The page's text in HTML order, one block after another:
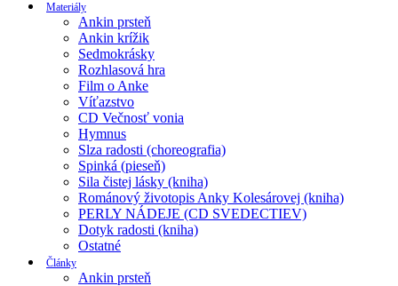
Materiály
Ankin prsteň
Ankin krížik
Sedmokrásky
Rozhlasová hra
Film o Anke
Víťazstvo
CD Večnosť vonia
Hymnus
Slza radosti (choreografia)
Spinká (pieseň)
Sila čistej lásky (kniha)
Románový životopis Anky Kolesárovej (kniha)
PERLY NÁDEJE (CD SVEDECTIEV)
Dotyk radosti (kniha)
Ostatné
Články
Ankin prsteň